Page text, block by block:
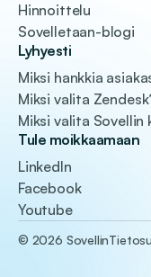
Hinnoittelu
Sovelletaan-blogi
Lyhyesti
Miksi hankkia
Miksi valita
Miksi valita Sovellin
Tule moikkaamaan
LinkedIn
Facebook
Youtube
© 2026 Sovellin